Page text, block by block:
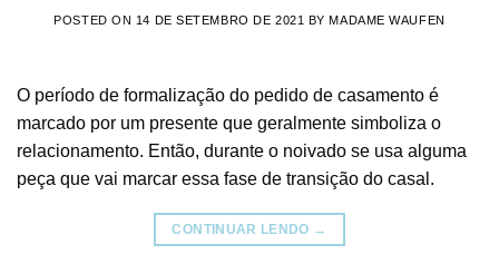
POSTED ON 14 DE SETEMBRO DE 2021 BYMADAME WAUFEN
O período de formalização do pedido de casamento é
marcado por um presente que geralmente simboliza o
relacionamento. Então, durante o noivado se usa alguma
peça que vai marcar essa fase de transição do casal.
CONTINUAR LENDO →